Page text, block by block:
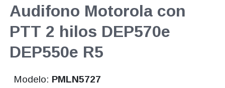
Audifono Motorola con
PTT 2 hilos DEP570e
DEP550e R5
Modelo: PMLN5727